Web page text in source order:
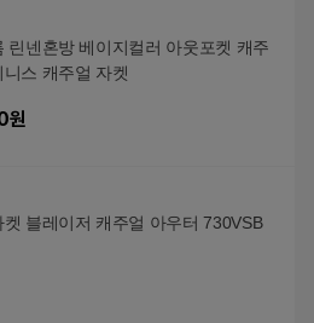
린넨혼방 베이지컬러 아웃포켓 캐주
스 캐주얼 자켓
원
블레이저 캐주얼 아우터 730VSB